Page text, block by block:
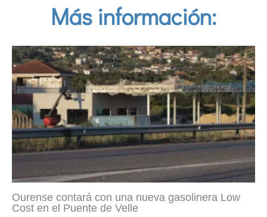
Más información:
Ourense contará con una nueva gasolinera Low
Cost en el Puente de Velle